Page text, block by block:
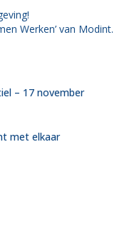
Werken’ van Modint.
– 17 november
met elkaar